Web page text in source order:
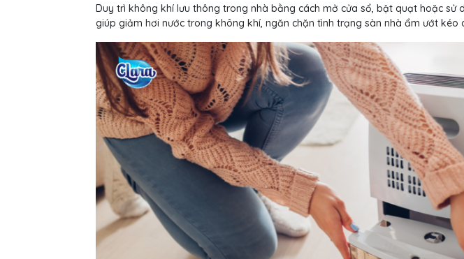
Duy trì không khí lưu thông trong nhà bằng cách mở cửa sổ, bật quạt hoặc sử
giúp giảm hơi nước trong không khí, ngăn chặn tình trạng sàn nhà ẩm ướt kéo